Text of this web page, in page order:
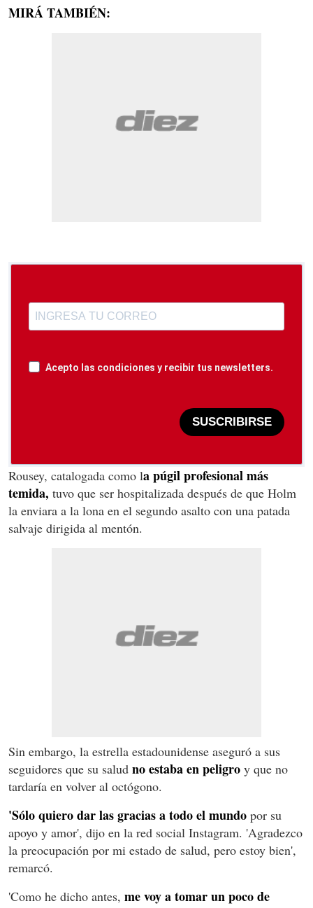
MIRÁ TAMBIÉN:
Acepto las condiciones y recibir tus newsletters.
SUSCRIBIRSE
Rousey, catalogada como la púgil profesional más
temida, tuvo que ser hospitalizada después de que Holm
la enviara a la lona en el segundo asalto con una patada
salvaje dirigida al mentón.
Sin embargo, la estrella estadounidense aseguró a sus
seguidores que su salud no estaba en peligro y que no
tardaría en volver al octógono.
'Sólo quiero dar las gracias a todo el mundo por su
apoyo y amor', dijo en la red social Instagram. 'Agradezco
la preocupación por mi estado de salud, pero estoy bien',
remarcó.
'Como he dicho antes, me voy a tomar un poco de